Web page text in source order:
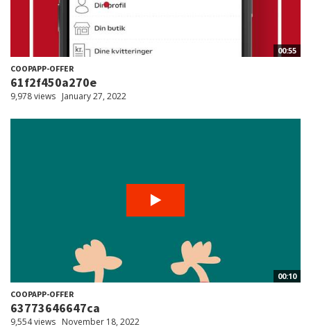
00:55
COOPAPP-OFFER
61f2f450a270e
9,978 views January 27, 2022
00:10
COOPAPP-OFFER
63773646647ca
9,554 views November 18, 2022